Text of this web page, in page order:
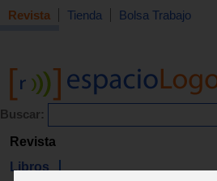
Revista Tienda Bolsa Trabajo
Buscar:
Revista
Libros